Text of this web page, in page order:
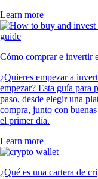
Learn more
Cómo comprar e invertir
¿Quieres empezar a
empezar? Esta guía para
paso, desde elegir una
compra, junto con
el primer día.
Learn more
¿Qué es una cartera de